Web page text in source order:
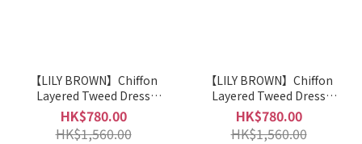
【LILY BROWN】Chiffon
Layered Tweed Dress
LWFO254059
HK$780.00
HK$1,560.00
【LILY BROWN】Chiffon
Layered Tweed Dress
LWFO254059
HK$780.00
HK$1,560.00